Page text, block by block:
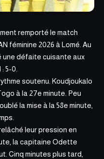
remporté le match
féminine 2026 à Lomé. Au
une défaite cuisante aux
5-0.
soutenu. Koudjoukalo
à la 27e minute. Peu
la mise à la 58e minute,
leur pression en
la capitaine Odette
Cinq minutes plus tard,